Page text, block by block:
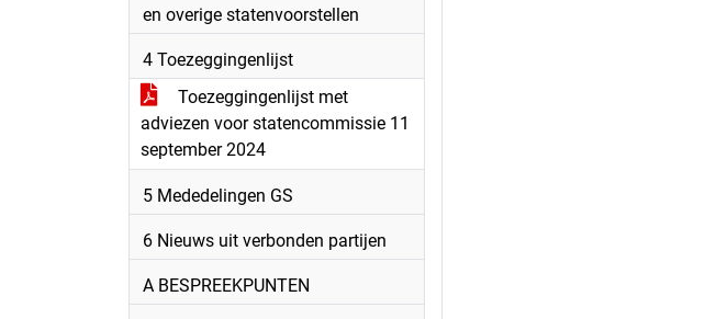
en overige statenvoorstellen
4 Toezeggingenlijst
Toezeggingenlijst met
adviezen voor statencommissie 11
september 2024
5 Mededelingen GS
6 Nieuws uit verbonden partijen
A BESPREEKPUNTEN